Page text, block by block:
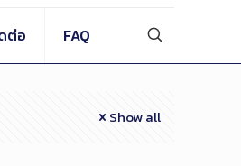
ต่อ FAQ
Show all